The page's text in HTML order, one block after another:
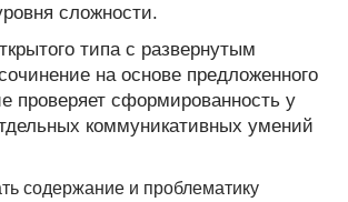
сложности.
типа с развернутым
на основе предложенного
проверяет сформированность у
коммуникативных умений
содержание и проблематику